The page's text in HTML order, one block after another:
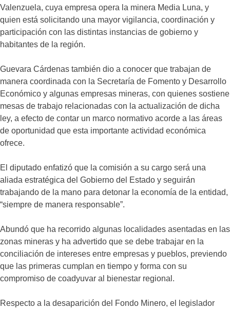
Valenzuela, cuya empresa opera la minera Media Luna, y
quien está solicitando una mayor vigilancia, coordinación y
participación con las distintas instancias de gobierno y
habitantes de la región.
Guevara Cárdenas también dio a conocer que trabajan de
manera coordinada con la Secretaría de Fomento y Desarrollo
Económico y algunas empresas mineras, con quienes sostiene
mesas de trabajo relacionadas con la actualización de dicha
ley, a efecto de contar un marco normativo acorde a las áreas
de oportunidad que esta importante actividad económica
ofrece.
El diputado enfatizó que la comisión a su cargo será una
aliada estratégica del Gobierno del Estado y seguirán
trabajando de la mano para detonar la economía de la entidad,
“siempre de manera responsable”.
Abundó que ha recorrido algunas localidades asentadas en las
zonas mineras y ha advertido que se debe trabajar en la
conciliación de intereses entre empresas y pueblos, previendo
que las primeras cumplan en tiempo y forma con su
compromiso de coadyuvar al bienestar regional.
Respecto a la desaparición del Fondo Minero, el legislador